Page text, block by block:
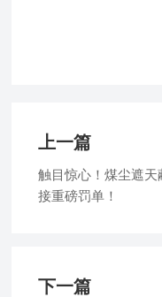
上一篇
触目惊心！煤尘遮
接重磅罚单！
下一篇